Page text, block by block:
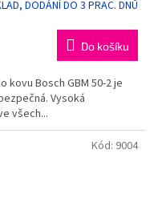
DODÁNÍ DO 3 PRAC. DNŮ
Do košíku
Bosch GBM 50-2 je
Vysoká
všech...
Kód: 9004